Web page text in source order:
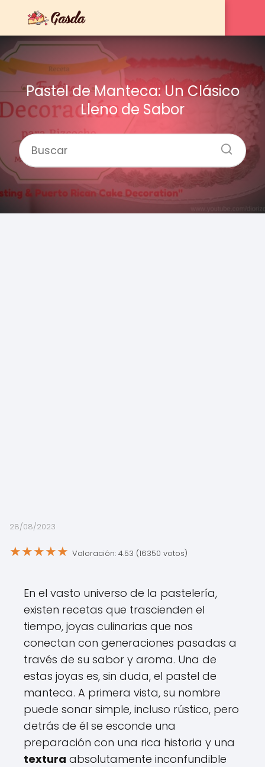
Pastel de Manteca: Un Clásico
Lleno de Sabor
28/08/2023
★★★★★ Valoración: 4.53 (16350 votos)
En el vasto universo de la pastelería,
existen recetas que trascienden el
tiempo, joyas culinarias que nos
conectan con generaciones pasadas a
través de su sabor y aroma. Una de
estas joyas es, sin duda, el pastel de
manteca. A primera vista, su nombre
puede sonar simple, incluso rústico, pero
detrás de él se esconde una
preparación con una rica historia y una
textura absolutamente inconfundible